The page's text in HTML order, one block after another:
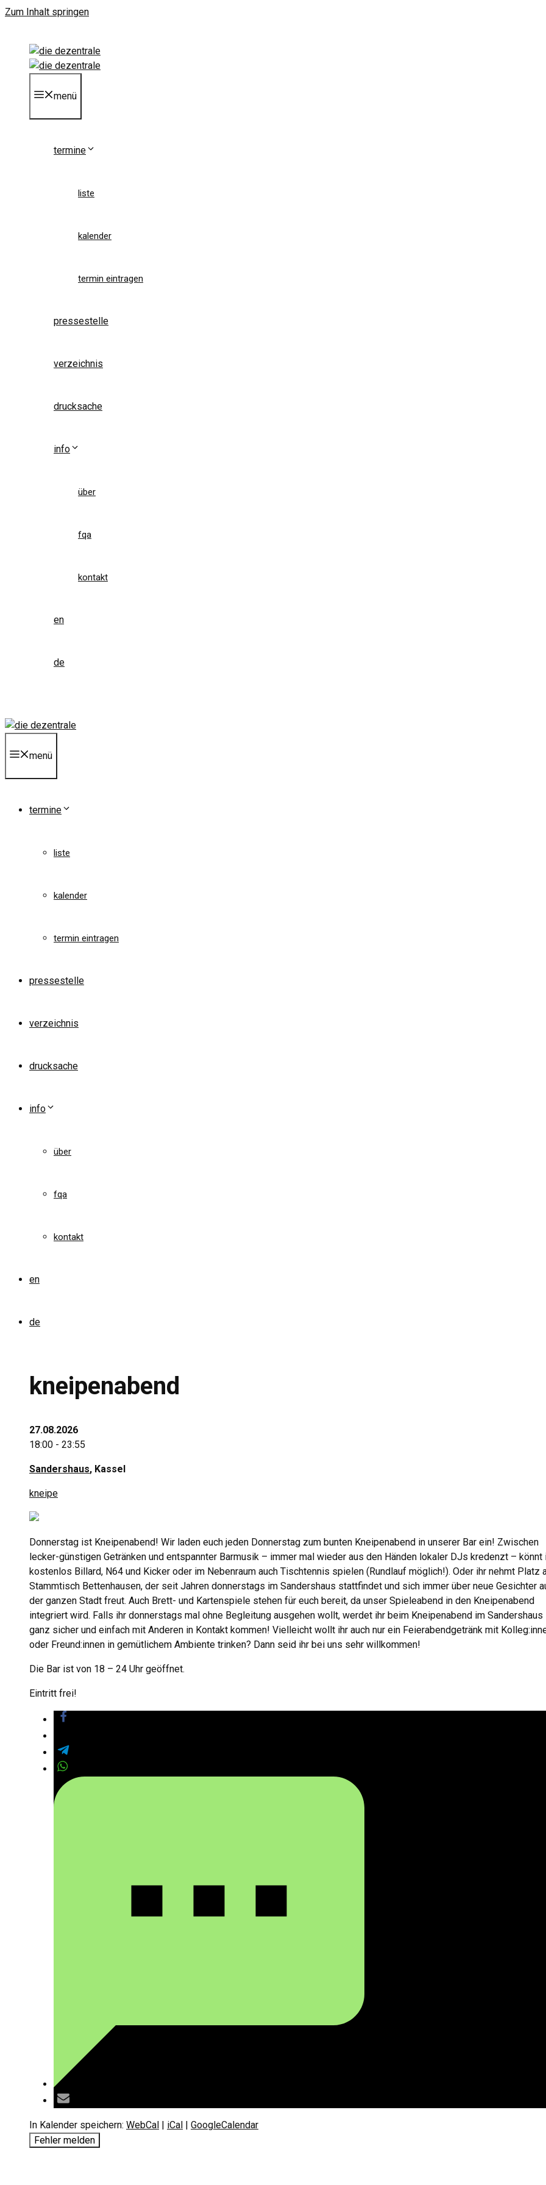
Zum Inhalt springen
menü
termine
liste
kalender
termin eintragen
pressestelle
verzeichnis
drucksache
info
über
fqa
kontakt
en
de
menü
termine
liste
kalender
termin eintragen
pressestelle
verzeichnis
drucksache
info
über
fqa
kontakt
en
de
kneipenabend
27.08.2026
18:00 - 23:55
Sandershaus, Kassel
kneipe
Donnerstag ist Kneipenabend! Wir laden euch jeden Donnerstag zum bunten Kneipenabend in unserer Bar ein! Zwischen
lecker-günstigen Getränken und entspannter Barmusik – immer mal wieder aus den Händen lokaler DJs kredenzt – könnt
kostenlos Billard, N64 und Kicker oder im Nebenraum auch Tischtennis spielen (Rundlauf möglich!). Oder ihr nehmt Platz
Stammtisch Bettenhausen, der seit Jahren donnerstags im Sandershaus stattfindet und sich immer über neue Gesichter
der ganzen Stadt freut. Auch Brett- und Kartenspiele stehen für euch bereit, da unser Spieleabend in den Kneipenabend
integriert wird. Falls ihr donnerstags mal ohne Begleitung ausgehen wollt, werdet ihr beim Kneipenabend im Sandershaus
ganz sicher und einfach mit Anderen in Kontakt kommen! Vielleicht wollt ihr auch nur ein Feierabendgetränk mit
oder Freund:innen in gemütlichem Ambiente trinken? Dann seid ihr bei uns sehr willkommen!
Die Bar ist von 18 – 24 Uhr geöffnet.
Eintritt frei!
In Kalender speichern: WebCal | iCal | GoogleCalendar
Fehler melden